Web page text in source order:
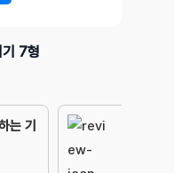
7형
는 기